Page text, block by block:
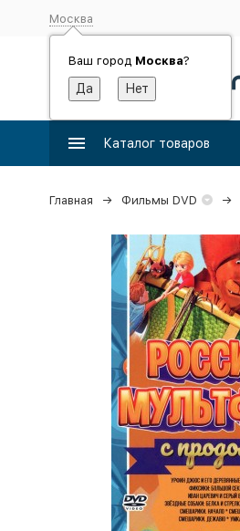
Москва
Ваш город Москва?
Каталог товаров
Главная Фильмы DVD